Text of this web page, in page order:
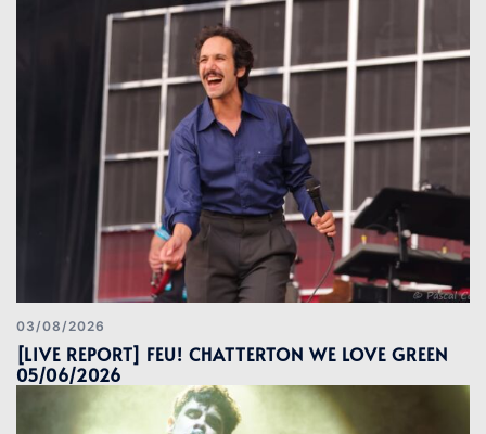
03/08/2026
[LIVE REPORT] FEU! CHATTERTON WE LOVE GREEN
05/06/2026